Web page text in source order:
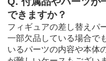
できますか？
フィギュアの差し替えパ
一部欠品している場合で
いるパーツの内容や本体